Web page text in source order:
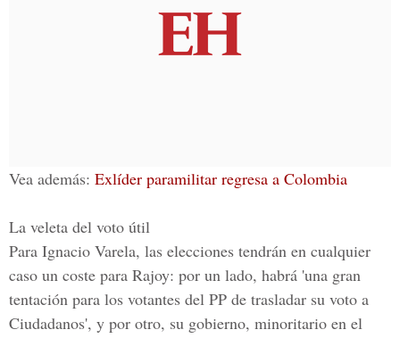
Vea además: Exlíder paramilitar regresa a Colombia
La veleta del voto útil
Para Ignacio Varela, las elecciones tendrán en cualquier
caso un coste para Rajoy: por un lado, habrá 'una gran
tentación para los votantes del PP de trasladar su voto a
Ciudadanos', y por otro, su gobierno, minoritario en el